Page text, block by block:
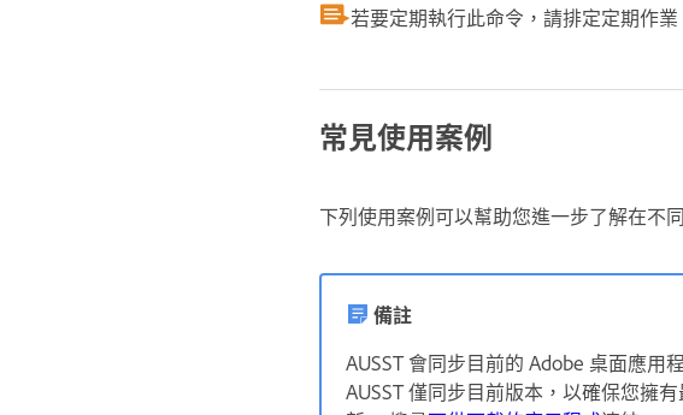
若要定期執行此命令，請排定定期作
常見使用案例
下列使用案例可以幫助您進一步了解在不
備註
AUSST 會同步目前的 Adobe 桌面應用
AUSST 僅同步目前版本，以確保您擁